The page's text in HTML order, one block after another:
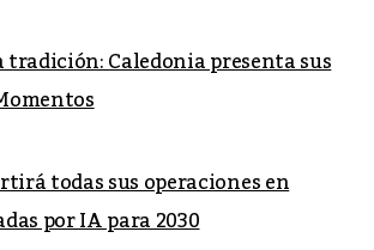
tradición: Caledonia presenta sus
todas sus operaciones en
por IA para 2030